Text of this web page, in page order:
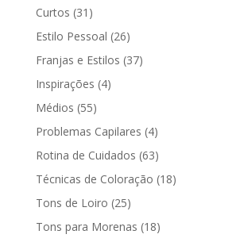
Curtos (31)
Estilo Pessoal (26)
Franjas e Estilos (37)
Inspirações (4)
Médios (55)
Problemas Capilares (4)
Rotina de Cuidados (63)
Técnicas de Coloração (18)
Tons de Loiro (25)
Tons para Morenas (18)